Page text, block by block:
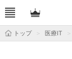
トップ 医療IT